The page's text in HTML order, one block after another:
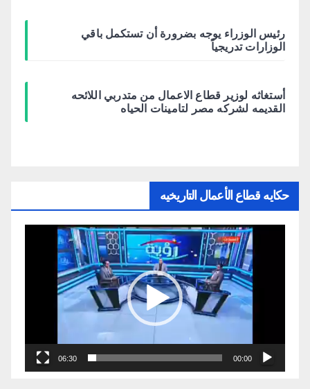
رئيس الوزراء يوجه بضرورة أن تستكمل باقي
الوزارات تدريجياً
أستغاثه لوزير قطاع الاعمال من متدربي اللائحه
القديمه لشركه مصر لتامينات الحياه
حكايه قطاع الأعمال التاريخيه
00:00
06:30